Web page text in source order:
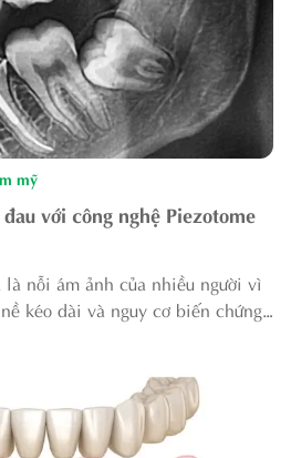
mỹ
với công nghệ Piezotome
nỗi ám ảnh của nhiều người vì
kéo dài và nguy cơ biến chứng